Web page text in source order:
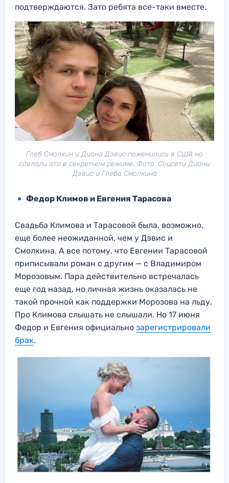
подтверждаются. Зато ребята все-таки вместе.
Глеб Смолкин и Диана Дэвис поженились в США но
сделали это в секретном режиме. Фото: Соцсети Дианы
Дэвис и Глеба Смолкина
Федор Климов и Евгения Тарасова
Свадьба Климова и Тарасовой была, возможно,
еще более неожиданной, чем у Дэвис и
Смолкина. А все потому, что Евгении Тарасовой
приписывали роман с другим — с Владимиром
Морозовым. Пара действительно встречалась
еще год назад, но личная жизнь оказалась не
такой прочной как поддержки Морозова на льду.
Про Климова слышать не слышали. Но 17 июня
Федор и Евгения официально зарегистрировали
брак.